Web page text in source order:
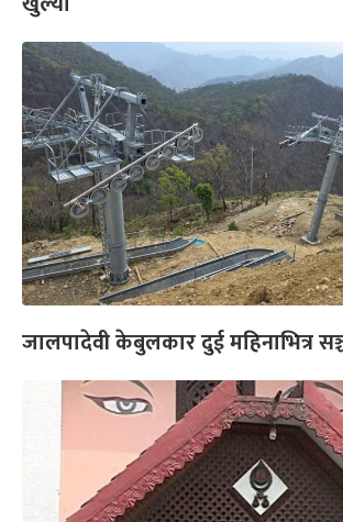
जालपादेवी केबुलकार दुई महिनाभित्र